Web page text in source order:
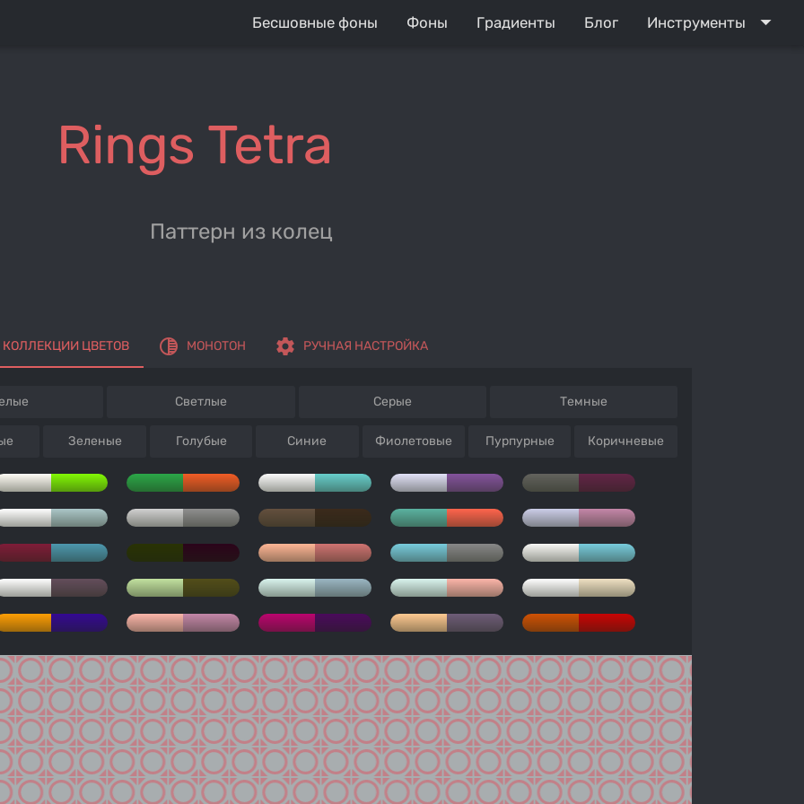
Бесшовные фоны Фоны Градиенты Блог Инструменты arrow_drop_down
Rings Tetra
Паттерн из колец
КОЛЛЕКЦИИ ЦВЕТОВ tonality МОНОТОН settings РУЧНАЯ НАСТРОЙКА
Светлые Серые Темные
Зеленые Голубые Синие Фиолетовые Пурпурные Коричневые